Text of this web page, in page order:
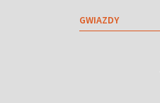
GWIAZDY